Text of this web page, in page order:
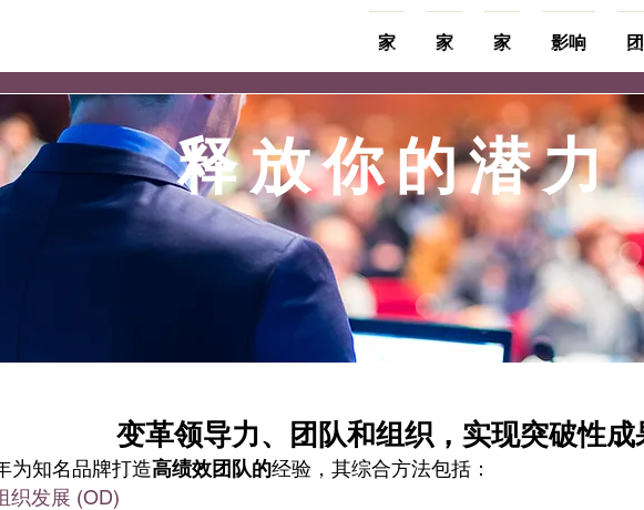
家 家 家 影响
释放你的潜力
变革领导力、团队和组织，实现突破性成
为知名品牌打造高绩效团队的经验，其综合方法包括：
织发展 (OD)